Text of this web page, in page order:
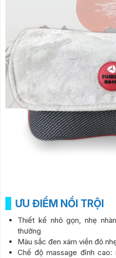
ƯU ĐIỂM NỔI TRỘI
Thiết kế nhỏ gọn, nhẹ
thường
Màu sắc đen xám viền đỏ
Chế độ massage đỉnh cao: